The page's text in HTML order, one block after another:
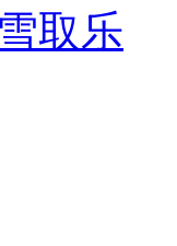
取乐